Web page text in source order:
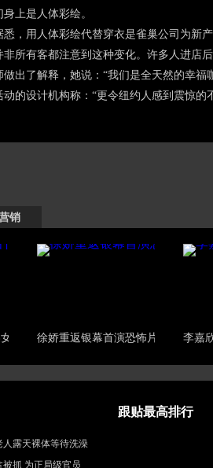
上是人体彩绘。
悉，用人体彩绘代替穿衣是雀巢公司为新
非所有客都注意到这种变化。许多人进店
做出了解释，她说：“我们是全天然的幸福
动的设计机构称：“更令纽约人感到震惊
销
徐娇重返银幕首演恐怖片 李嘉
跟贴最高排行
露天裸体等待洗澡
抓 为正局级官员